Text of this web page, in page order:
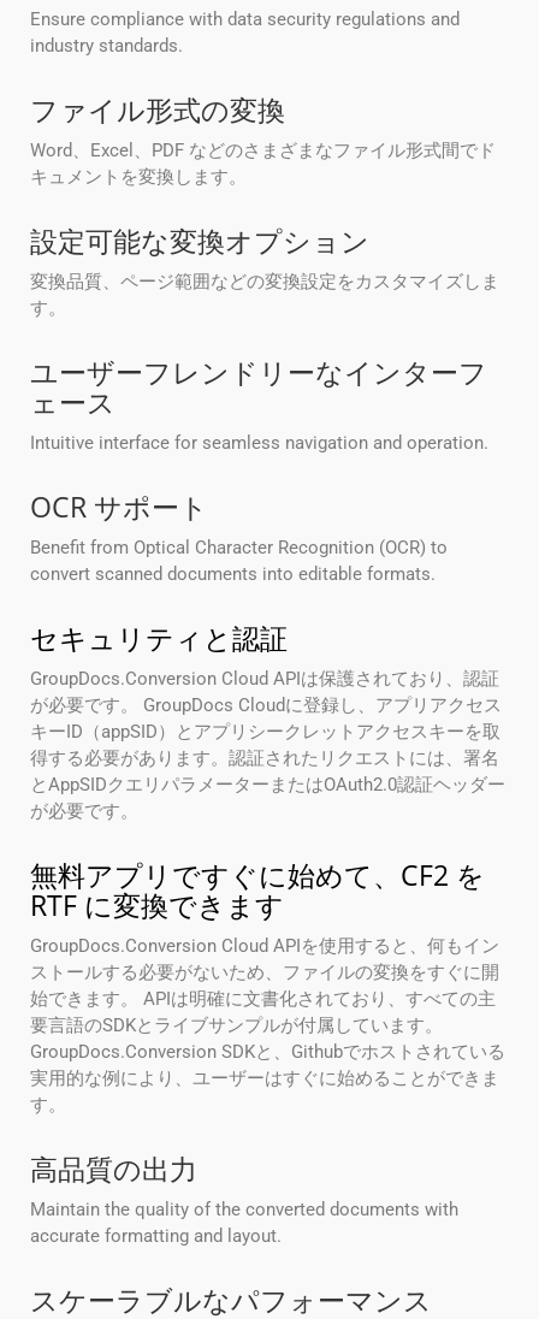
Ensure compliance with data security regulations and
industry standards.
ファイル形式の変換
Word、Excel、PDF などのさまざまなファイル形式間でド
キュメントを変換します。
設定可能な変換オプション
変換品質、ページ範囲などの変換設定をカスタマイズしま
す。
ユーザーフレンドリーなインターフ
ェース
Intuitive interface for seamless navigation and operation.
OCR サポート
Benefit from Optical Character Recognition (OCR) to
convert scanned documents into editable formats.
セキュリティと認証
GroupDocs.Conversion Cloud APIは保護されており、認証
が必要です。 GroupDocs Cloudに登録し、アプリアクセス
キーID（appSID）とアプリシークレットアクセスキーを取
得する必要があります。認証されたリクエストには、署名
とAppSIDクエリパラメーターまたはOAuth2.0認証ヘッダー
が必要です。
無料アプリですぐに始めて、CF2 を
RTF に変換できます
GroupDocs.Conversion Cloud APIを使用すると、何もイン
ストールする必要がないため、ファイルの変換をすぐに開
始できます。 APIは明確に文書化されており、すべての主
要言語のSDKとライブサンプルが付属しています。
GroupDocs.Conversion SDKと、Githubでホストされている
実用的な例により、ユーザーはすぐに始めることができま
す。
高品質の出力
Maintain the quality of the converted documents with
accurate formatting and layout.
スケーラブルなパフォーマンス